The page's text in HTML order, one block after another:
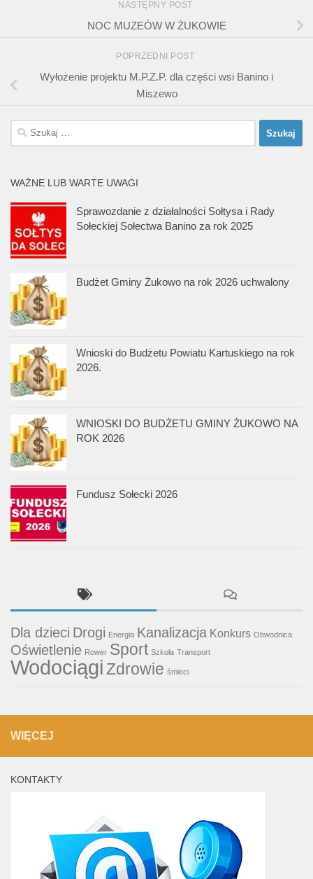
NASTĘPNY POST
NOC MUZEÓW W ŻUKOWIE
POPRZEDNI POST
Wyłożenie projektu M.P.Z.P. dla części wsi Banino i
Miszewo
Szukaj:
WAŻNE LUB WARTE UWAGI
Sprawozdanie z działalności Sołtysa i Rady
Sołeckiej Sołectwa Banino za rok 2025
Budżet Gminy Żukowo na rok 2026 uchwalony
Wnioski do Budżetu Powiatu Kartuskiego na rok
2026.
WNIOSKI DO BUDŻETU GMINY ŻUKOWO NA
ROK 2026
Fundusz Sołecki 2026
Dla dzieci Drogi Energia Kanalizacja Konkurs Obwodnica
Oświetlenie Rower Sport Szkoła Transport
WodociągiZdrowie śmieci
WIĘCEJ
KONTAKTY